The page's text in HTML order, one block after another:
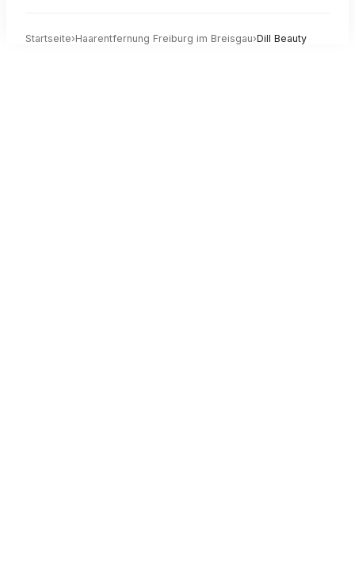
Startseite›Haarentfernung Freiburg im Breisgau›Dill Beauty